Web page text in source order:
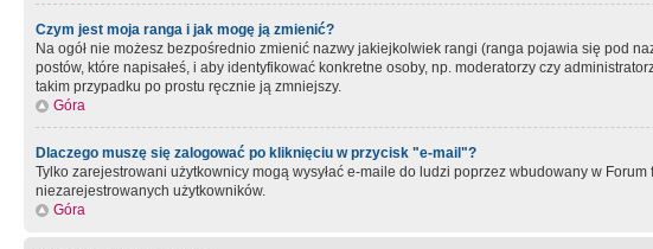
Czym jest moja ranga i jak mogę ją zmienić?
Na ogół nie możesz bezpośrednio zmienić nazwy jakiejkolwiek rangi (ranga pojawia się pod
postów, które napisałeś, i aby identyfikować konkretne osoby, np. moderatorzy czy
takim przypadku po prostu ręcznie ją zmniejszy.
Góra
Dlaczego muszę się zalogować po kliknięciu w przycisk "e-mail"?
Tylko zarejestrowani użytkownicy mogą wysyłać e-maile do ludzi poprzez wbudowany w
niezarejestrowanych użytkowników.
Góra